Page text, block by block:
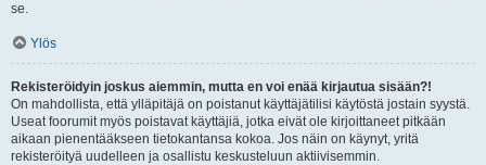
se.
Ylös
Rekisteröidyin joskus aiemmin, mutta en voi enää kirjautua sisään?!
On mahdollista, että ylläpitäjä on poistanut käyttäjätilisi käytöstä jostain syystä.
Useat foorumit myös poistavat käyttäjiä, jotka eivät ole kirjoittaneet pitkään
aikaan pienentääkseen tietokantansa kokoa. Jos näin on käynyt, yritä
rekisteröityä uudelleen ja osallistu keskusteluun aktiivisemmin.